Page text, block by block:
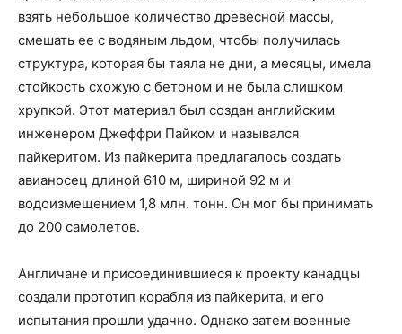
взять небольшое количество древесной массы,
смешать ее с водяным льдом, чтобы получилась
структура, которая бы таяла не дни, а месяцы, имела
стойкость схожую с бетоном и не была слишком
хрупкой. Этот материал был создан английским
инженером Джеффри Пайком и назывался
пайкеритом. Из пайкерита предлагалось создать
авианосец длиной 610 м, шириной 92 м и
водоизмещением 1,8 млн. тонн. Он мог бы принимать
до 200 самолетов.
Англичане и присоединившиеся к проекту канадцы
создали прототип корабля из пайкерита, и его
испытания прошли удачно. Однако затем военные